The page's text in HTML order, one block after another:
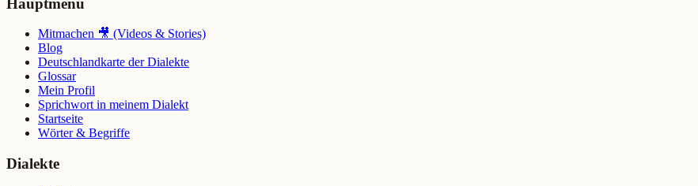
Mitmachen 🎥 (Videos & Stories)
Blog
Deutschlandkarte der Dialekte
Glossar
Mein Profil
Sprichwort in meinem Dialekt
Startseite
Wörter & Begriffe
Dialekte